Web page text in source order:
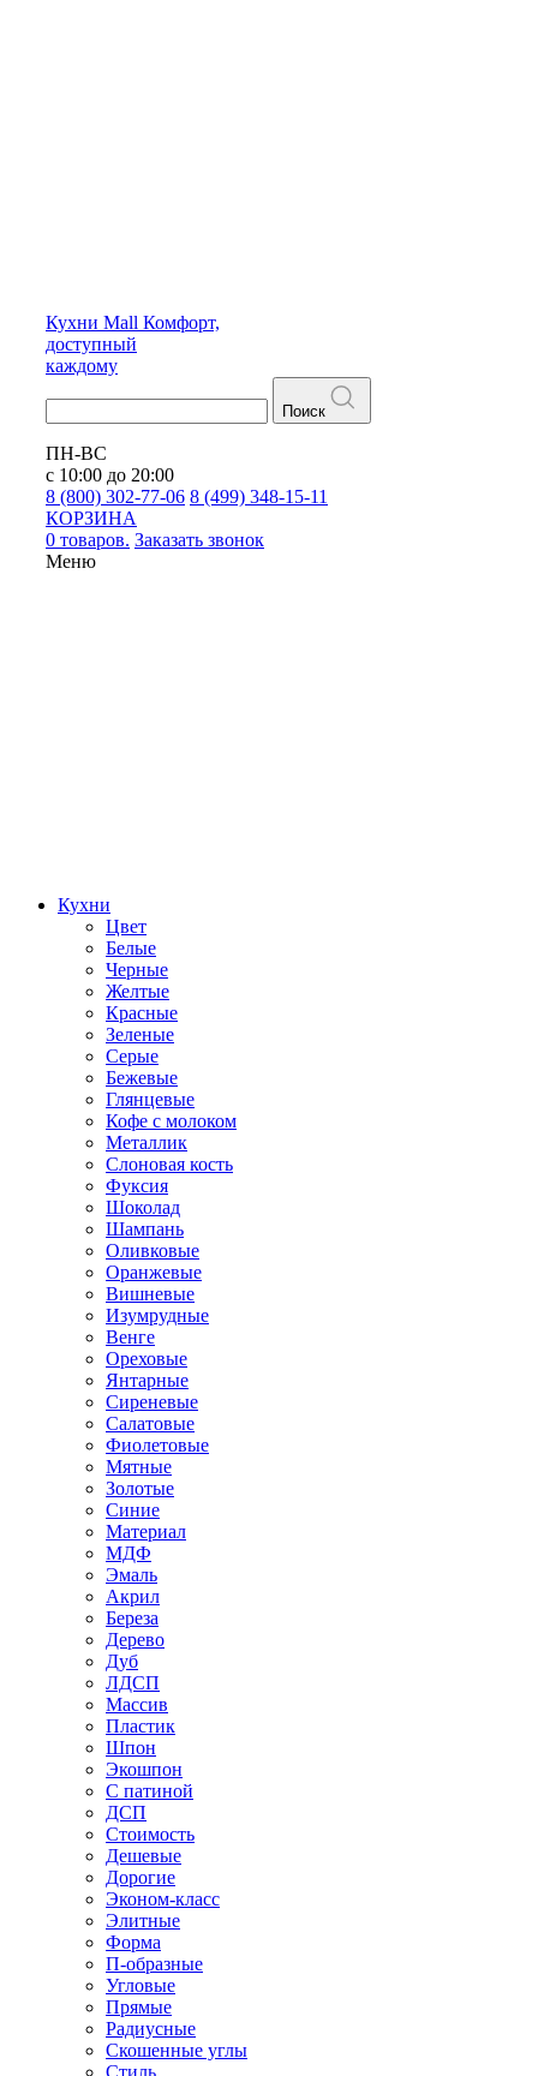
Кухни Mall Комфорт,
доступный
каждому
Поиск
ПН-ВС
с 10:00 до 20:00
8 (800) 302-77-06 8 (499) 348-15-11
КОРЗИНА
0 товаров. Заказать звонок
Меню
Кухни
Цвет
Белые
Черные
Желтые
Красные
Зеленые
Серые
Бежевые
Глянцевые
Кофе с молоком
Металлик
Слоновая кость
Фуксия
Шоколад
Шампань
Оливковые
Оранжевые
Вишневые
Изумрудные
Венге
Ореховые
Янтарные
Сиреневые
Салатовые
Фиолетовые
Мятные
Золотые
Синие
Материал
МДФ
Эмаль
Акрил
Береза
Дерево
Дуб
ЛДСП
Массив
Пластик
Шпон
Экошпон
С патиной
ДСП
Стоимость
Дешевые
Дорогие
Эконом-класс
Элитные
Форма
П-образные
Угловые
Прямые
Радиусные
Скошенные углы
Стиль